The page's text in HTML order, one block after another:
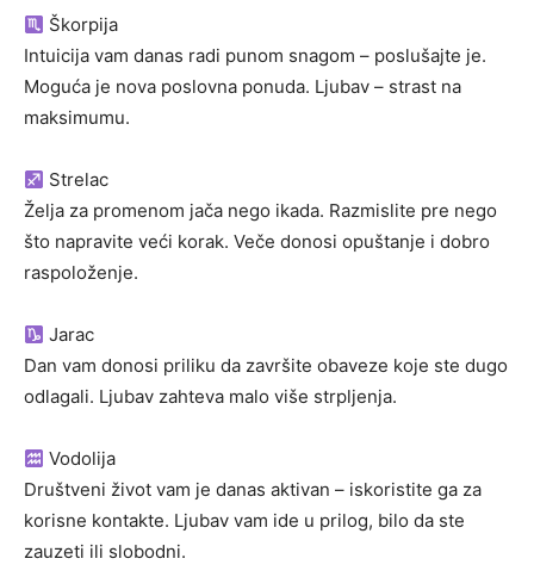
Škorpija
Intuicija vam danas radi punom snagom – poslušajte je.
Moguća je nova poslovna ponuda. Ljubav – strast na
maksimumu.
Strelac
Želja za promenom jača nego ikada. Razmislite pre nego
što napravite veći korak. Veče donosi opuštanje i dobro
raspoloženje.
Jarac
Dan vam donosi priliku da završite obaveze koje ste dugo
odlagali. Ljubav zahteva malo više strpljenja.
Vodolija
Društveni život vam je danas aktivan – iskoristite ga za
korisne kontakte. Ljubav vam ide u prilog, bilo da ste
zauzeti ili slobodni.